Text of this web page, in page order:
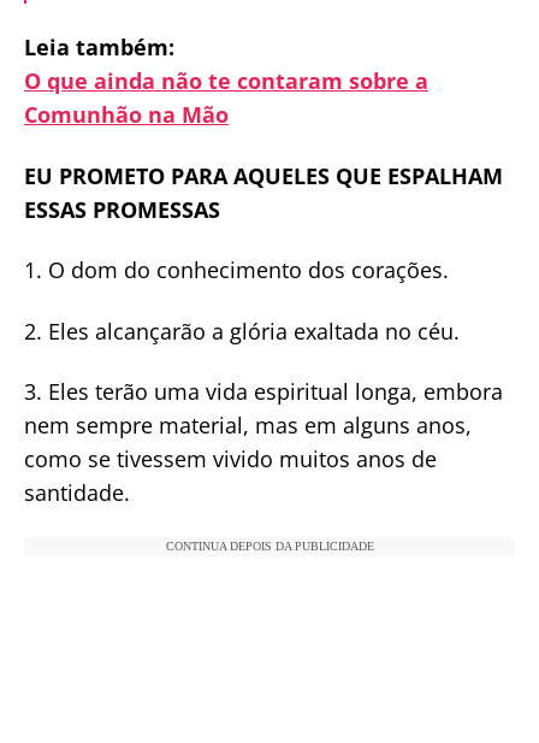
Leia também:
O que ainda não te contaram sobre a
Comunhão na Mão
EU PROMETO PARA AQUELES QUE ESPALHAM
ESSAS PROMESSAS
1. O dom do conhecimento dos corações.
2. Eles alcançarão a glória exaltada no céu.
3. Eles terão uma vida espiritual longa, embora
nem sempre material, mas em alguns anos,
como se tivessem vivido muitos anos de
santidade.
CONTINUA DEPOIS DA PUBLICIDADE